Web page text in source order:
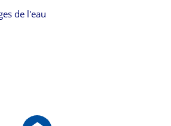
de l'eau